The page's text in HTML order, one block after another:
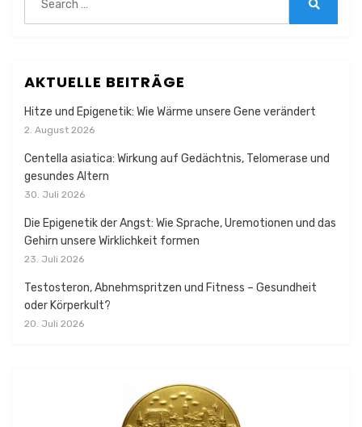
for:
AKTUELLE BEITRÄGE
Hitze und Epigenetik: Wie Wärme unsere Gene verändert
2. August 2026
Centella asiatica: Wirkung auf Gedächtnis, Telomerase und
gesundes Altern
30. Juli 2026
Die Epigenetik der Angst: Wie Sprache, Uremotionen und das
Gehirn unsere Wirklichkeit formen
23. Juli 2026
Testosteron, Abnehmspritzen und Fitness – Gesundheit
oder Körperkult?
20. Juli 2026